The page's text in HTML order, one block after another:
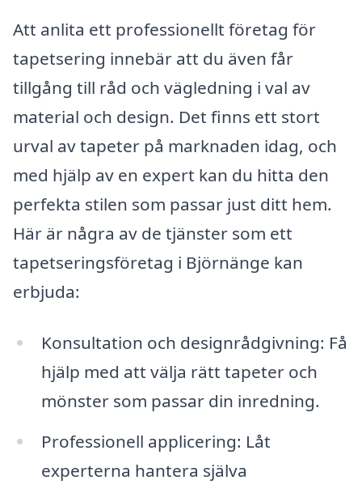
Att anlita ett professionellt företag för
tapetsering innebär att du även får
tillgång till råd och vägledning i val av
material och design. Det finns ett stort
urval av tapeter på marknaden idag, och
med hjälp av en expert kan du hitta den
perfekta stilen som passar just ditt hem.
Här är några av de tjänster som ett
tapetseringsföretag i Björnänge kan
erbjuda:
Konsultation och designrådgivning: Få
hjälp med att välja rätt tapeter och
mönster som passar din inredning.
Professionell applicering: Låt
experterna hantera själva